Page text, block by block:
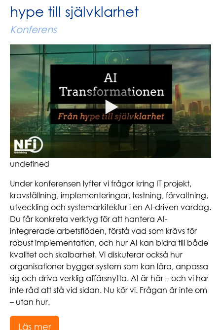
hype till självklarhet
Konferens
undefined
Under konferensen lyfter vi frågor kring IT projekt,
kravställning, implementeringar, testning, förvaltning,
utveckling och systemarkitektur i en AI-driven vardag.
Du får konkreta verktyg för att hantera AI-
integrerade arbetsflöden, förstå vad som krävs för
robust implementation, och hur AI kan bidra till både
kvalitet och skalbarhet. Vi diskuterar också hur
organisationer bygger system som kan lära, anpassa
sig och driva verklig affärsnytta. AI är här – och vi har
inte råd att stå vid sidan. Nu kör vi. Frågan är inte om
– utan hur.
Läs mer